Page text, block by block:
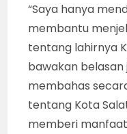
“Saya hanya
membantu
tentang lahirnya
bawakan belasan
membahas
tentang Kota
memberi